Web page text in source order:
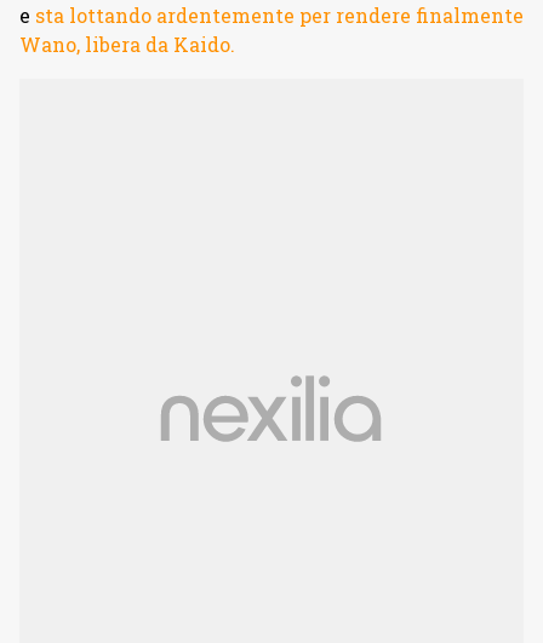
e sta lottando ardentemente per rendere finalmente
Wano, libera da Kaido.